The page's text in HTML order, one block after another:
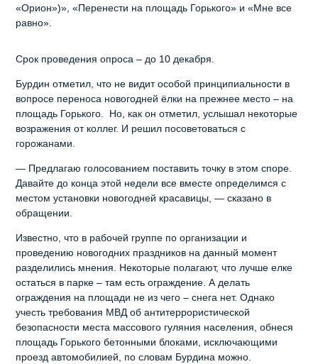
«Орион»)», «Перенести на площадь Горького» и «Мне все
равно».
Срок проведения опроса – до 10 декабря.
Бурдин отметил, что не видит особой принципиальности в
вопросе переноса новогодней ёлки на прежнее место – на
площадь Горького. Но, как он отметил, услышал некоторые
возражения от коллег. И решил посоветоваться с
горожанами.
— Предлагаю голосованием поставить точку в этом споре.
Давайте до конца этой недели все вместе определимся с
местом установки новогодней красавицы, — сказано в
обращении.
Известно, что в рабочей группе по организации и
проведению новогодних праздников на данный момент
разделились мнения. Некоторые полагают, что лучше елке
остаться в парке – там есть ограждение. А делать
ограждения на площади не из чего – снега нет. Однако
учесть требования МВД об антитеррористической
безопасности места массового гуляния населения, обнеся
площадь Горького бетонными блоками, исключающими
проезд автомобилией, по словам Бурдина можно.